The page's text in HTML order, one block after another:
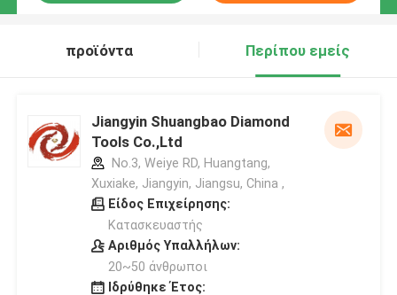
προϊόντα Περίπου εμείς
Jiangyin Shuangbao Diamond
Tools Co.,Ltd
No.3, Weiye RD, Huangtang,
Xuxiake, Jiangyin, Jiangsu, China ,
Είδος Επιχείρησης:
Κατασκευαστής
Αριθμός Υπαλλήλων:
20~50 άνθρωποι
Ιδρύθηκε Έτος: